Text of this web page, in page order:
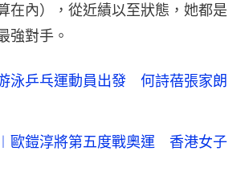
在內），從近績以至狀態，她都是
強對手。
泳乒乓運動員出發 何詩蓓張家朗
歐鎧淳將第五度戰奧運 香港女子